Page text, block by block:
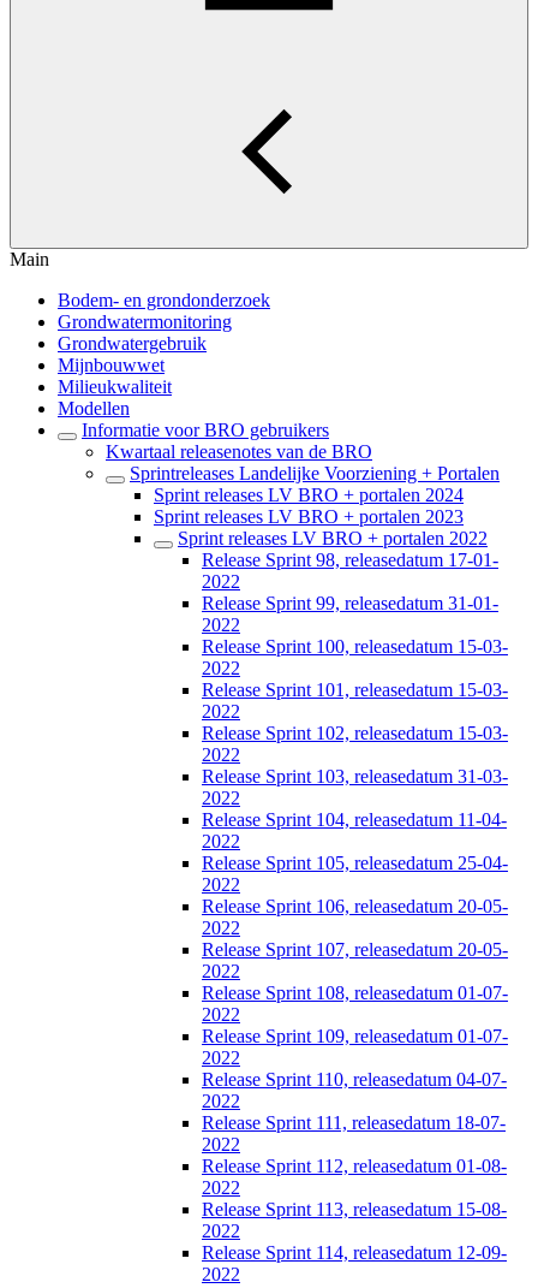
Main
Bodem- en grondonderzoek
Grondwatermonitoring
Grondwatergebruik
Mijnbouwwet
Milieukwaliteit
Modellen
Informatie voor BRO gebruikers
Kwartaal releasenotes van de BRO
Sprintreleases Landelijke Voorziening + Portalen
Sprint releases LV BRO + portalen 2024
Sprint releases LV BRO + portalen 2023
Sprint releases LV BRO + portalen 2022
Release Sprint 98, releasedatum 17-01-
2022
Release Sprint 99, releasedatum 31-01-
2022
Release Sprint 100, releasedatum 15-03-
2022
Release Sprint 101, releasedatum 15-03-
2022
Release Sprint 102, releasedatum 15-03-
2022
Release Sprint 103, releasedatum 31-03-
2022
Release Sprint 104, releasedatum 11-04-
2022
Release Sprint 105, releasedatum 25-04-
2022
Release Sprint 106, releasedatum 20-05-
2022
Release Sprint 107, releasedatum 20-05-
2022
Release Sprint 108, releasedatum 01-07-
2022
Release Sprint 109, releasedatum 01-07-
2022
Release Sprint 110, releasedatum 04-07-
2022
Release Sprint 111, releasedatum 18-07-
2022
Release Sprint 112, releasedatum 01-08-
2022
Release Sprint 113, releasedatum 15-08-
2022
Release Sprint 114, releasedatum 12-09-
2022